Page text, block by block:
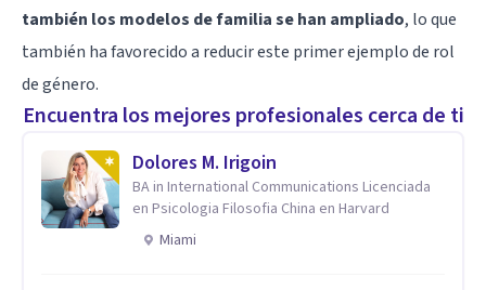
también los modelos de familia se han ampliado, lo que
también ha favorecido a reducir este primer ejemplo de rol
de género.
Encuentra los mejores profesionales cerca de ti
Dolores M. Irigoin
BA in International Communications Licenciada
en Psicologia Filosofia China en Harvard
Miami